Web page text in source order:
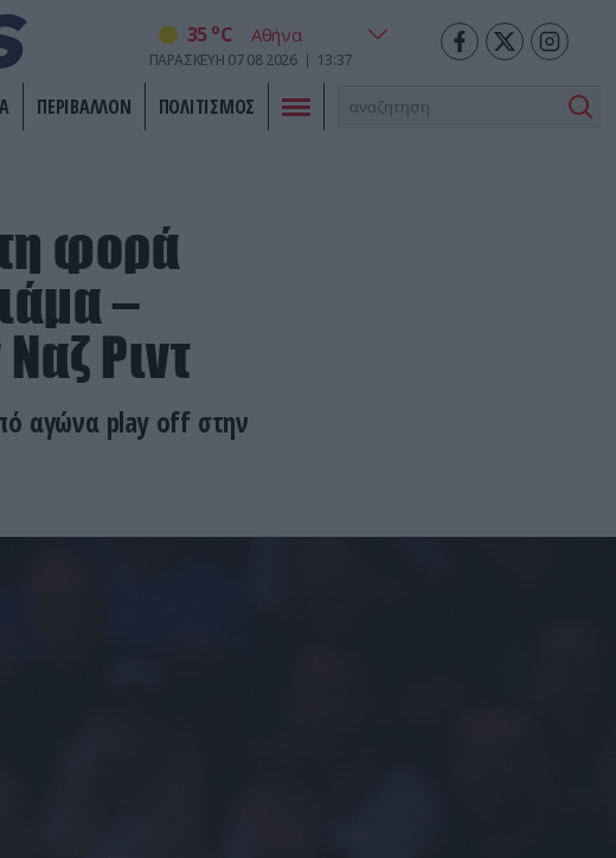
35 oC
ΠΑΡΑΣΚΕΥΗ 07 08 2026 13:37
ΠΕΡΙΒΑΛΛΟΝ ΠΟΛΙΤΙΣΜΟΣ
φορά
–
Ριντ
αγώνα play off στην